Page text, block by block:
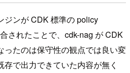
ジンが CDK 標準の policy
されたことで、cdk-nag が CDK
ったのは保守性の観点では良い変
で出力できていた内容が無く